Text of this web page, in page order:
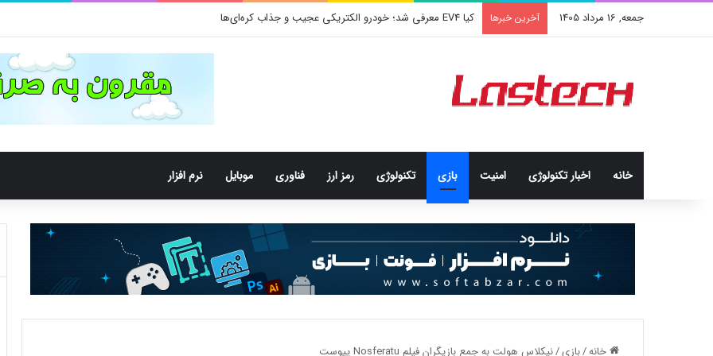
جمعه, 16 مرداد 1405 آخرین خبرها کیا EV4 معرفی شد؛ خودرو الکتریکی عجیب و جذاب کره‌ای‌ها
خانه اخبار تکنولوژی امنيت بازی تکنولوژی رمز ارز فناوری موبایل نرم افزار
خانه/بازی/نیکلاس هولت به جمع بازیگران فیلم Nosferatu پیوست